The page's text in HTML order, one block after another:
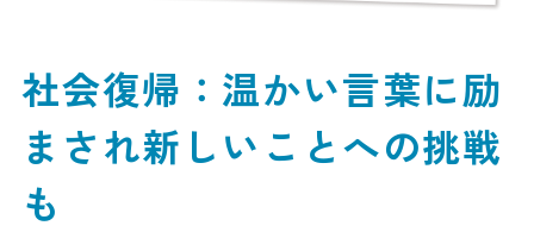
社会復帰：温かい言葉に励
まされ新しいことへの挑戦
も